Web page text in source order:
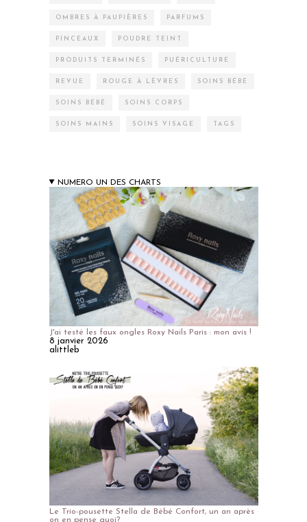
OMBRES À PAUPIÈRES PARFUMS
PINCEAUX POUDRE TEINT
PRODUITS TERMINÉS PUÉRICULTURE
REVUE ROUGE À LÈVRES SOINS BÉBÉ
SOINS BÉBÉ SOINS CORPS
SOINS MAINS SOINS VISAGE TAGS
NUMERO UN DES CHARTS
J'ai testé les faux ongles Roxy Nails Paris : mon avis !
8 janvier 2026
alittleb
Le Trio-pousette Stella de Bébé Confort, un an après
on en pense quoi?